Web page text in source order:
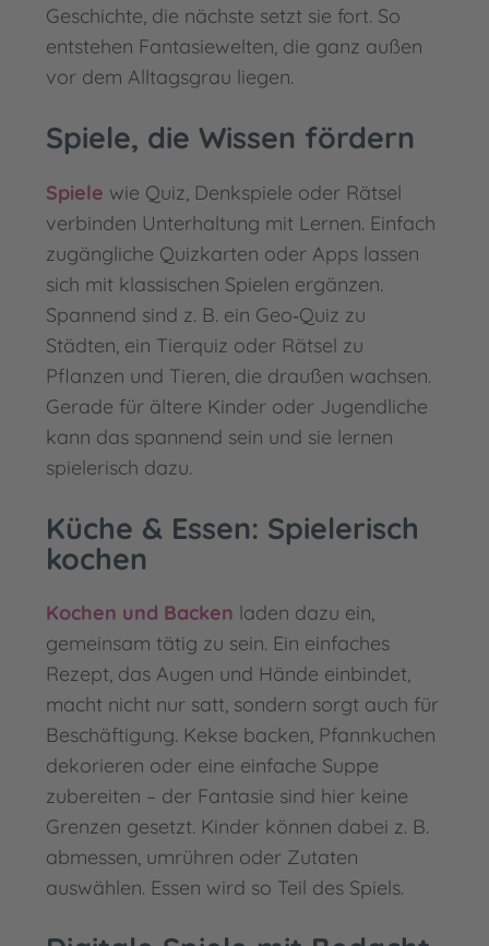
Geschichte, die nächste setzt sie fort. So
entstehen Fantasiewelten, die ganz außen
vor dem Alltagsgrau liegen.
Spiele, die Wissen fördern
Spiele wie Quiz, Denkspiele oder Rätsel
verbinden Unterhaltung mit Lernen. Einfach
zugängliche Quizkarten oder Apps lassen
sich mit klassischen Spielen ergänzen.
Spannend sind z. B. ein Geo‑Quiz zu
Städten, ein Tierquiz oder Rätsel zu
Pflanzen und Tieren, die draußen wachsen.
Gerade für ältere Kinder oder Jugendliche
kann das spannend sein und sie lernen
spielerisch dazu.
Küche & Essen: Spielerisch
kochen
Kochen und Backen laden dazu ein,
gemeinsam tätig zu sein. Ein einfaches
Rezept, das Augen und Hände einbindet,
macht nicht nur satt, sondern sorgt auch für
Beschäftigung. Kekse backen, Pfannkuchen
dekorieren oder eine einfache Suppe
zubereiten – der Fantasie sind hier keine
Grenzen gesetzt. Kinder können dabei z. B.
abmessen, umrühren oder Zutaten
auswählen. Essen wird so Teil des Spiels.